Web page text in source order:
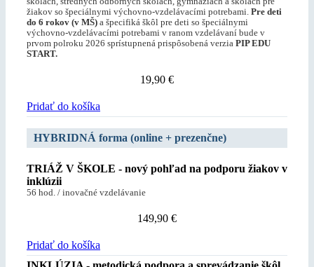
žiakov so špeciálnymi výchovno-vzdelávacími potrebami. Pre deti
do 6 rokov (v MŠ) a špecifiká škôl pre deti so špeciálnymi
výchovno-vzdelávacími potrebami v ranom vzdelávaní bude v
prvom polroku 2026 sprístupnená prispôsobená verzia PIP EDU
START.
19,90 €
Pridať do košíka
HYBRIDNÁ forma (online + prezenčne)
TRIÁŽ V ŠKOLE - nový pohľad na podporu žiakov v
inklúzii
56 hod. / inovačné vzdelávanie
149,90 €
Pridať do košíka